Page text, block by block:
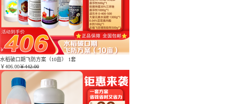
水稻破口期飞防方案（10亩） 1套
￥406.00￥442.00